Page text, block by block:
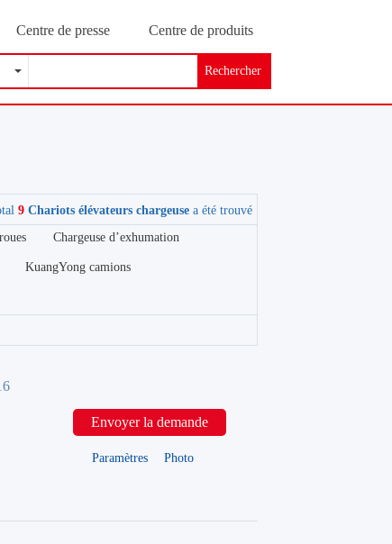
Centre de presse Centre de produits
Rechercher
9Chariots élévateurs chargeusea été trouvé
Chargeuse d’exhumation
KuangYong camions
Envoyer la demande
Paramètres Photo